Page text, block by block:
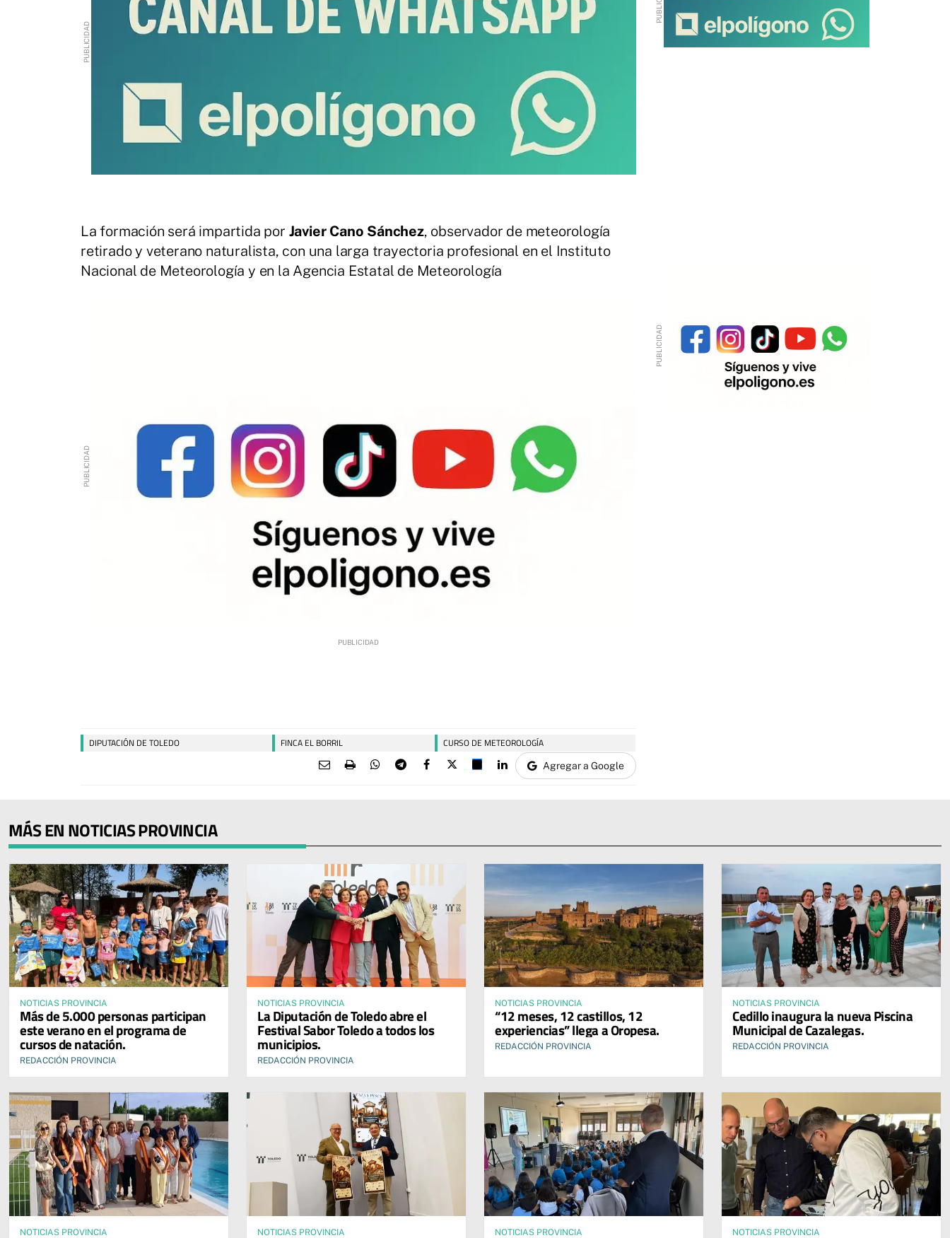
La formación será impartida por Javier Cano Sánchez, observador de meteorología
retirado y veterano naturalista, con una larga trayectoria profesional en el Instituto
Nacional de Meteorología y en la Agencia Estatal de Meteorología
DIPUTACIÓN DE TOLEDO FINCA EL BORRIL CURSO DE METEOROLOGÍA
Agregar a Google
MÁS EN NOTICIAS PROVINCIA
NOTICIAS PROVINCIA
Más de 5.000 personas participan
este verano en el programa de
cursos de natación.
REDACCIÓN PROVINCIA
NOTICIAS PROVINCIA
La Diputación de Toledo abre el
Festival Sabor Toledo a todos los
municipios.
REDACCIÓN PROVINCIA
NOTICIAS PROVINCIA
“12 meses, 12 castillos, 12
experiencias” llega a Oropesa.
REDACCIÓN PROVINCIA
NOTICIAS PROVINCIA
Cedillo inaugura la nueva Piscina
Municipal de Cazalegas.
REDACCIÓN PROVINCIA
NOTICIAS PROVINCIA NOTICIAS PROVINCIA NOTICIAS PROVINCIA NOTICIAS PROVINCIA